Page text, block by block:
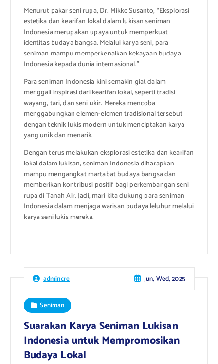
Menurut pakar seni rupa, Dr. Mikke Susanto, “Eksplorasi
estetika dan kearifan lokal dalam lukisan seniman
Indonesia merupakan upaya untuk memperkuat
identitas budaya bangsa. Melalui karya seni, para
seniman mampu memperkenalkan kekayaan budaya
Indonesia kepada dunia internasional.”
Para seniman Indonesia kini semakin giat dalam
menggali inspirasi dari kearifan lokal, seperti tradisi
wayang, tari, dan seni ukir. Mereka mencoba
menggabungkan elemen-elemen tradisional tersebut
dengan teknik lukis modern untuk menciptakan karya
yang unik dan menarik.
Dengan terus melakukan eksplorasi estetika dan kearifan
lokal dalam lukisan, seniman Indonesia diharapkan
mampu mengangkat martabat budaya bangsa dan
memberikan kontribusi positif bagi perkembangan seni
rupa di Tanah Air. Jadi, mari kita dukung para seniman
Indonesia dalam menjaga warisan budaya leluhur melalui
karya seni lukis mereka.
admincre Jun, Wed, 2025
Seniman
Suarakan Karya Seniman Lukisan
Indonesia untuk Mempromosikan
Budaya Lokal